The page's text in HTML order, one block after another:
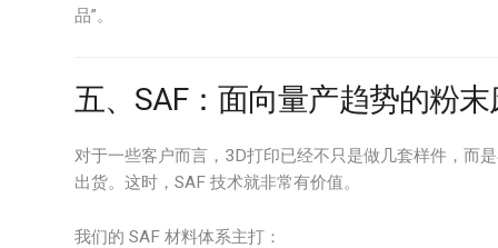
品”。
五、SAF：面向量产趋势的粉
对于一些客户而言，3D打印已经不只是做几套样件，而
出货。这时，SAF 技术就非常有价值。
我们的 SAF 材料体系主打：